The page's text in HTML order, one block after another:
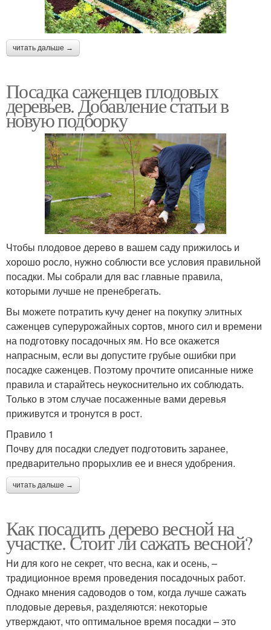
читать дальше →
Посадка саженцев плодовых
деревьев. Добавление статьи в
новую подборку
Чтобы плодовое дерево в вашем саду прижилось и
хорошо росло, нужно соблюсти все условия правильной
посадки. Мы собрали для вас главные правила,
которыми лучше не пренебрегать.
Вы можете потратить кучу денег на покупку элитных
саженцев суперурожайных сортов, много сил и времени
на подготовку посадочных ям. Но все окажется
напрасным, если вы допустите грубые ошибки при
посадке саженцев. Поэтому прочтите описанные ниже
правила и старайтесь неукоснительно их соблюдать.
Только в этом случае посаженные вами деревья
приживутся и тронутся в рост.
Правило 1
Почву для посадки следует подготовить заранее,
предварительно прорыхлив ее и внеся удобрения.
читать дальше →
Как посадить дерево весной на
участке. Стоит ли сажать весной?
Ни для кого не секрет, что весна, как и осень, –
традиционное время проведения посадочных работ.
Однако мнения садоводов о том, когда лучше сажать
плодовые деревья, разделяются: некоторые
утверждают, что оптимальное время посадки – это